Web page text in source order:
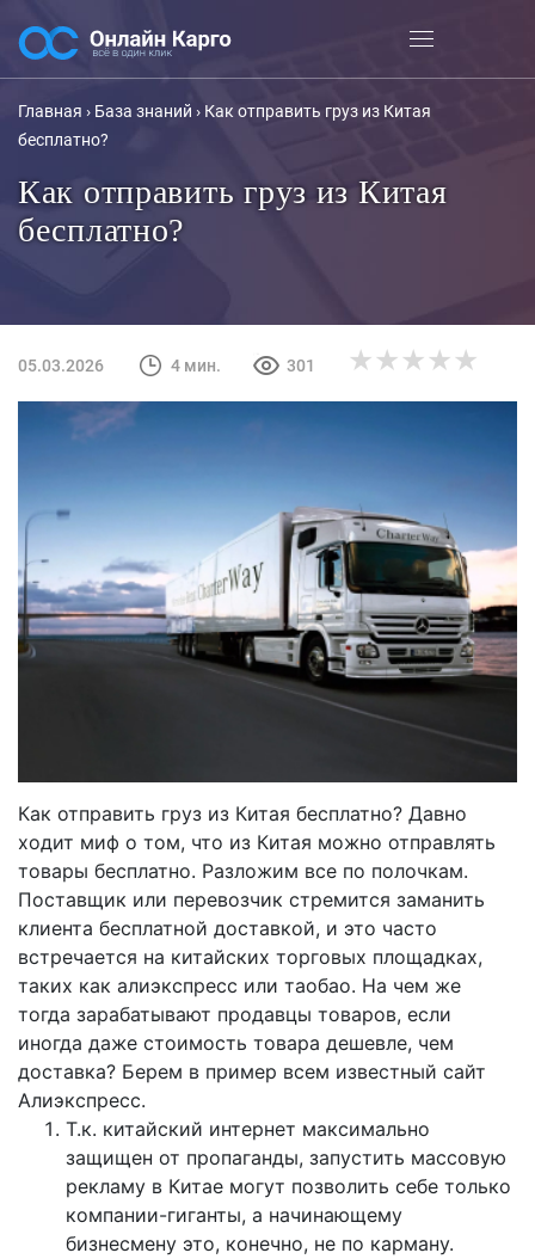
Главная › База знаний › Как отправить груз из Китая
бесплатно?
Как отправить груз из Китая
бесплатно?
05.03.2026 4 мин. 301 0.0
Как отправить груз из Китая бесплатно? Давно
ходит миф о том, что из Китая можно отправлять
товары бесплатно. Разложим все по полочкам.
Поставщик или перевозчик стремится заманить
клиента бесплатной доставкой, и это часто
встречается на китайских торговых площадках,
таких как алиэкспресс или таобао. На чем же
тогда зарабатывают продавцы товаров, если
иногда даже стоимость товара дешевле, чем
доставка? Берем в пример всем известный сайт
Алиэкспресс.
Т.к. китайский интернет максимально
защищен от пропаганды, запустить массовую
рекламу в Китае могут позволить себе только
компании-гиганты, а начинающему
бизнесмену это, конечно, не по карману.